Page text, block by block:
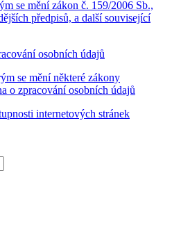
se mění zákon č. 159/2006 Sb.,
předpisů, a další související
osobních údajů
se mění některé zákony
o zpracování osobních údajů
internetových stránek